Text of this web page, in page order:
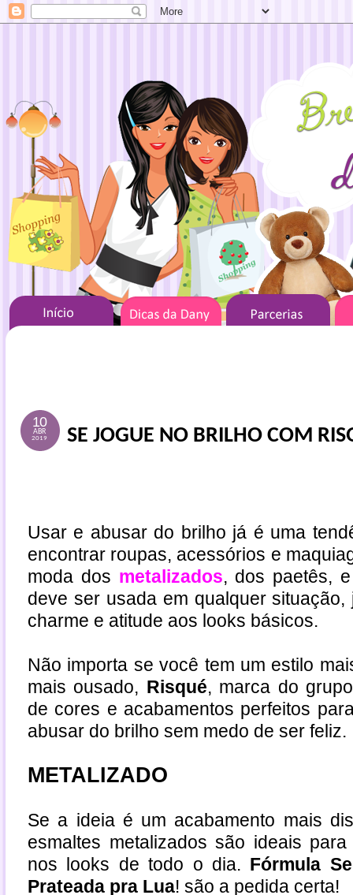
10
ABR
2019 SE JOGUE NO BRILHO COM
Usar e abusar do brilho já é uma
encontrar roupas, acessórios e
moda dos metalizados, dos paetês,
deve ser usada em qualquer
charme e atitude aos looks básicos.
Não importa se você tem um estilo
mais ousado, Risqué, marca do
de cores e acabamentos perfeitos
abusar do brilho sem medo de ser feliz.
METALIZADO
Se a ideia é um acabamento mais
esmaltes metalizados são ideais
nos looks de todo o dia. Fórmula
Prateada pra Lua! são a pedida certa!